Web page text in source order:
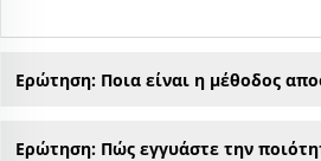
Ερώτηση: Ποια είναι η μέθοδος
Ερώτηση: Πώς εγγυάστε την